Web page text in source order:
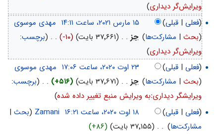
ویرایش‌گر دیداری)
(فعلی| قبلی)
‏ مهدی موسوی
(بحث| مشارکت‌ها)
‏جز . . (۳۷٬۶۶۱ بایت) (-۱۰)‏
. .
(برچسب:
ویرایش‌گر دیداری)
(فعلی| قبلی)
‏ مهدی موسوی
(بحث| مشارکت‌ها)
‏جز . . (۳۷٬۶۷۱ بایت) (+۵۱۶) . .
(برچسب:
ویرایشگر دیداریːبه ویرایش منبع تغییر داده شده
)
(فعلی| قبلی)
‏
Zamani
(بحث|
مشارکت‌ها)
. . (۳۷٬۱۵۵ بایت)
(+۸۶)